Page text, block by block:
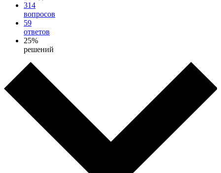
314
вопросов
59
ответов
25%
решений